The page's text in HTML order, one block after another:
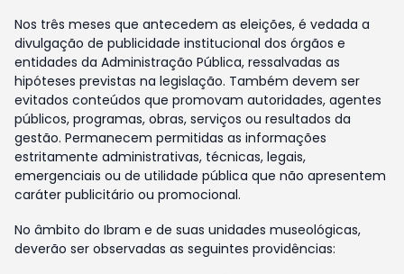
Nos três meses que antecedem as eleições, é vedada a
divulgação de publicidade institucional dos órgãos e
entidades da Administração Pública, ressalvadas as
hipóteses previstas na legislação. Também devem ser
evitados conteúdos que promovam autoridades, agentes
públicos, programas, obras, serviços ou resultados da
gestão. Permanecem permitidas as informações
estritamente administrativas, técnicas, legais,
emergenciais ou de utilidade pública que não apresentem
caráter publicitário ou promocional.
No âmbito do Ibram e de suas unidades museológicas,
deverão ser observadas as seguintes providências: